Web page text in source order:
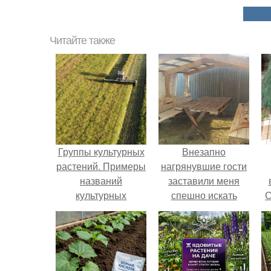
Читайте также
Группы культурных
растений. Примеры
названий
культурных
растений
Внезапно
нагрянувшие гости
заставили меня
спешно искать
решение, так как на
обстоятельный
ремонт времени
катастрофически не
хватало.